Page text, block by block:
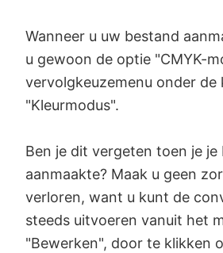
Wanneer u uw bestand
u gewoon de optie "CMYK-
vervolgkeuzemenu onder de
"Kleurmodus".
Ben je dit vergeten toen je je
aanmaakte? Maak u geen
verloren, want u kunt de
steeds uitvoeren vanuit het
"Bewerken", door te klikken